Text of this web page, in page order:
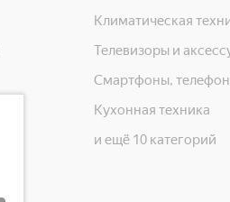
Климатическая
Телевизоры и
Смартфоны,
Кухонная техника
и ещё 10 категорий